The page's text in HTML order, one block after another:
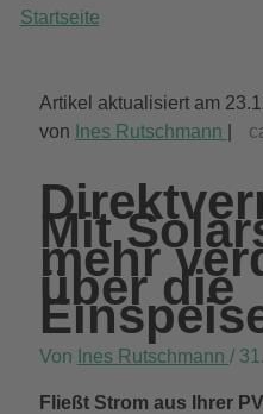
Startseite
Artikel aktualisiert am
von Ines Rutschmann
Mit
mehr
über die
Von Ines Rutschmann /
Fließt Strom aus Ihrer